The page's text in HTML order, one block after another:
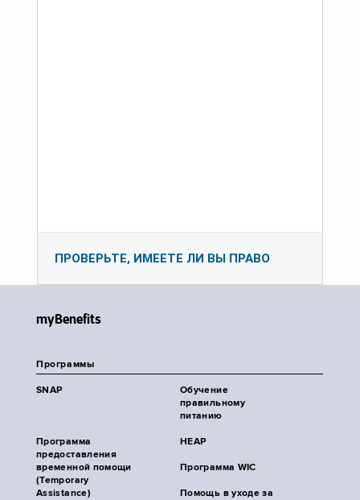
ПРОВЕРЬТЕ, ИМЕЕТЕ ЛИ ВЫ ПРАВО
myBenefits
Программы
SNAP
Обучение
правильному
питанию
Программа
предоставления
временной помощи
(Temporary
Assistance)
HEAP
Программа WIC
Помощь в уходе за